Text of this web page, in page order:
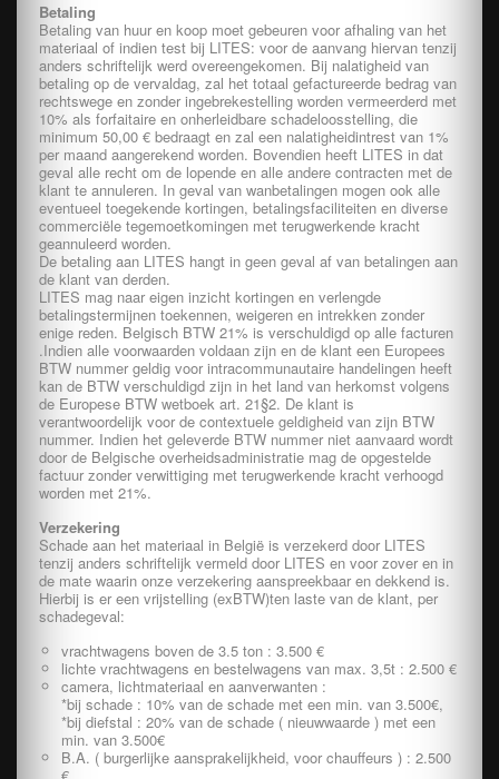
Betaling
Betaling van huur en koop moet gebeuren voor afhaling van het
materiaal of indien test bij LITES: voor de aanvang hiervan tenzij
anders schriftelijk werd overeengekomen. Bij nalatigheid van
betaling op de vervaldag, zal het totaal gefactureerde bedrag van
rechtswege en zonder ingebrekestelling worden vermeerderd met
10% als forfaitaire en onherleidbare schadeloosstelling, die
minimum 50,00 € bedraagt en zal een nalatigheidintrest van 1%
per maand aangerekend worden. Bovendien heeft LITES in dat
geval alle recht om de lopende en alle andere contracten met de
klant te annuleren. In geval van wanbetalingen mogen ook alle
eventueel toegekende kortingen, betalingsfaciliteiten en diverse
commerciële tegemoetkomingen met terugwerkende kracht
geannuleerd worden.
De betaling aan LITES hangt in geen geval af van betalingen aan
de klant van derden.
LITES mag naar eigen inzicht kortingen en verlengde
betalingstermijnen toekennen, weigeren en intrekken zonder
enige reden. Belgisch BTW 21% is verschuldigd op alle facturen
.Indien alle voorwaarden voldaan zijn en de klant een Europees
BTW nummer geldig voor intracommunautaire handelingen heeft
kan de BTW verschuldigd zijn in het land van herkomst volgens
de Europese BTW wetboek art. 21§2. De klant is
verantwoordelijk voor de contextuele geldigheid van zijn BTW
nummer. Indien het geleverde BTW nummer niet aanvaard wordt
door de Belgische overheidsadministratie mag de opgestelde
factuur zonder verwittiging met terugwerkende kracht verhoogd
worden met 21%.
Verzekering
Schade aan het materiaal in België is verzekerd door LITES
tenzij anders schriftelijk vermeld door LITES en voor zover en in
de mate waarin onze verzekering aanspreekbaar en dekkend is.
Hierbij is er een vrijstelling (exBTW)ten laste van de klant, per
schadegeval:
vrachtwagens boven de 3.5 ton : 3.500 €
lichte vrachtwagens en bestelwagens van max. 3,5t : 2.500 €
camera, lichtmateriaal en aanverwanten :
*bij schade : 10% van de schade met een min. van 3.500€,
*bij diefstal : 20% van de schade ( nieuwwaarde ) met een
min. van 3.500€
B.A. ( burgerlijke aansprakelijkheid, voor chauffeurs ) : 2.500